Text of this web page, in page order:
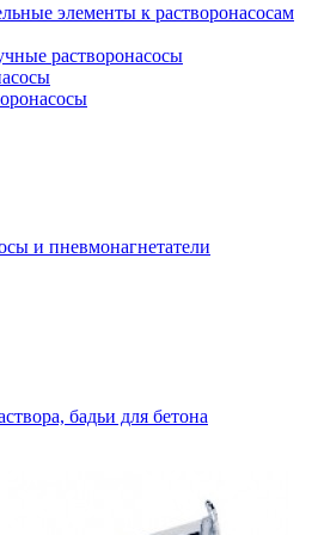
элементы к растворонасосам
растворонасосы
и пневмонагнетатели
бадьи для бетона